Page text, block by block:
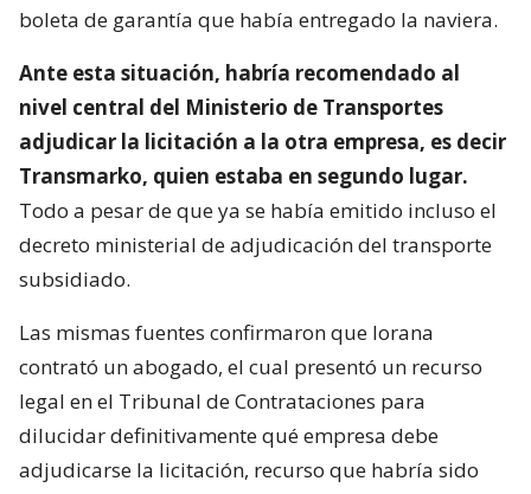
boleta de garantía que había entregado la naviera.
Ante esta situación, habría recomendado al
nivel central del Ministerio de Transportes
adjudicar la licitación a la otra empresa, es decir
Transmarko, quien estaba en segundo lugar.
Todo a pesar de que ya se había emitido incluso el
decreto ministerial de adjudicación del transporte
subsidiado.
Las mismas fuentes confirmaron que Iorana
contrató un abogado, el cual presentó un recurso
legal en el Tribunal de Contrataciones para
dilucidar definitivamente qué empresa debe
adjudicarse la licitación, recurso que habría sido